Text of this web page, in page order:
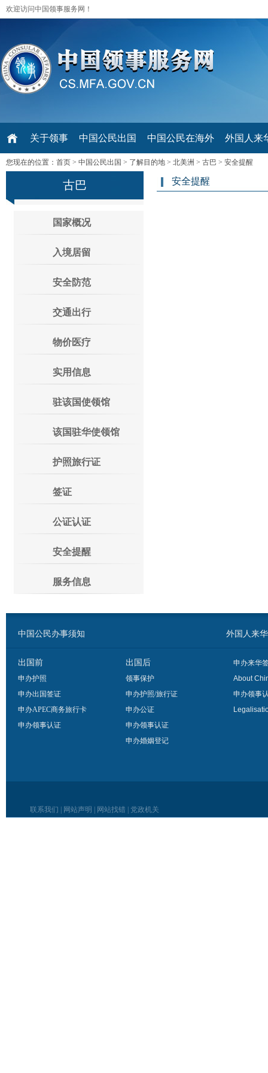
欢迎访问中国领事服务网！
关于领事 中国公民出国 中国公民在海外 外国人来
您现在的位置： 首页 > 中国公民出国 > 了解目的地 > 北美洲 > 古巴 > 安全提醒
古巴
国家概况
入境居留
安全防范
交通出行
物价医疗
实用信息
驻该国使领馆
该国驻华使领馆
护照旅行证
签证
公证认证
安全提醒
服务信息
安全提醒
中国公民办事须知 外国人来
出国前
申办护照
申办出国签证
申办APEC商务旅行卡
申办领事认证
出国后
领事保护
申办护照/旅行证
申办公证
申办领事认证
申办婚姻登记
申办来华
About
申办领事
联系我们 网站声明 网站找错 党政机关